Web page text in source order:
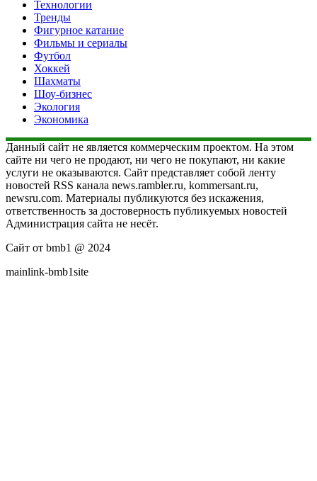
Технологии
Тренды
Фигурное катание
Фильмы и сериалы
Футбол
Хоккей
Шахматы
Шоу-бизнес
Экология
Экономика
Данный сайт не является коммерческим проектом. На этом
сайте ни чего не продают, ни чего не покупают, ни какие
услуги не оказываются. Сайт представляет собой ленту
новостей RSS канала news.rambler.ru, kommersant.ru,
newsru.com. Материалы публикуются без искажения,
ответственность за достоверность публикуемых новостей
Администрация сайта не несёт.
Сайт от bmb1 @ 2024
mainlink-bmb1site